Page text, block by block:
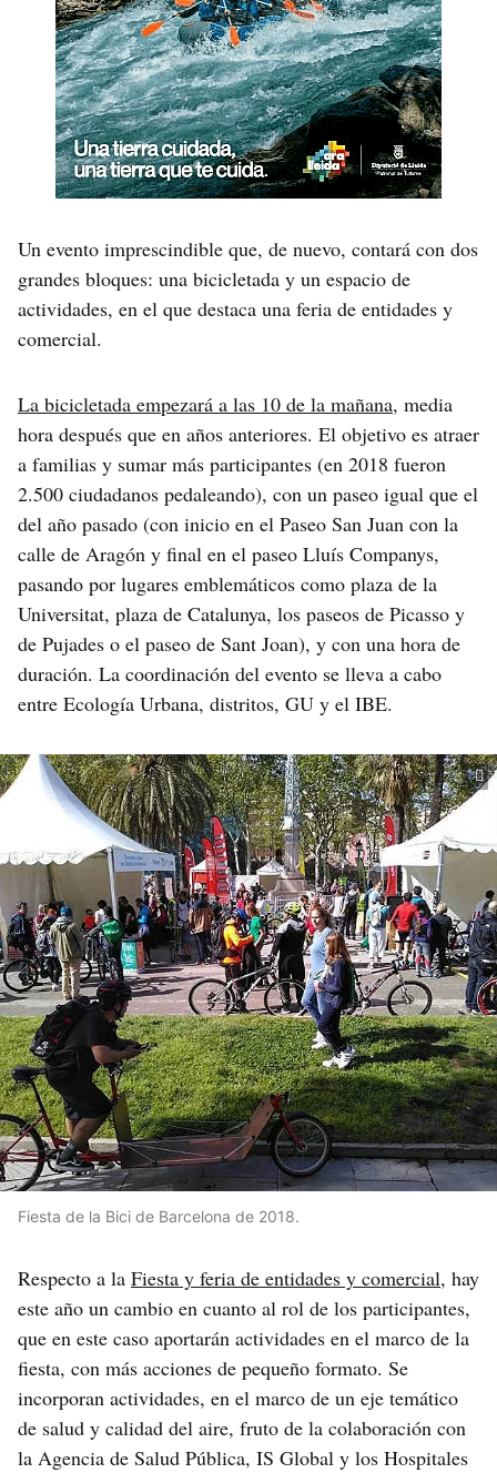
Un evento imprescindible que, de nuevo, contará con dos
grandes bloques: una bicicletada y un espacio de
actividades, en el que destaca una feria de entidades y
comercial.
La bicicletada empezará a las 10 de la mañana, media
hora después que en años anteriores. El objetivo es atraer
a familias y sumar más participantes (en 2018 fueron
2.500 ciudadanos pedaleando), con un paseo igual que el
del año pasado (con inicio en el Paseo San Juan con la
calle de Aragón y final en el paseo Lluís Companys,
pasando por lugares emblemáticos como plaza de la
Universitat, plaza de Catalunya, los paseos de Picasso y
de Pujades o el paseo de Sant Joan), y con una hora de
duración. La coordinación del evento se lleva a cabo
entre Ecología Urbana, distritos, GU y el IBE.
Fiesta de la Bici de Barcelona de 2018.
Respecto a la Fiesta y feria de entidades y comercial, hay
este año un cambio en cuanto al rol de los participantes,
que en este caso aportarán actividades en el marco de la
fiesta, con más acciones de pequeño formato. Se
incorporan actividades, en el marco de un eje temático
de salud y calidad del aire, fruto de la colaboración con
la Agencia de Salud Pública, IS Global y los Hospitales